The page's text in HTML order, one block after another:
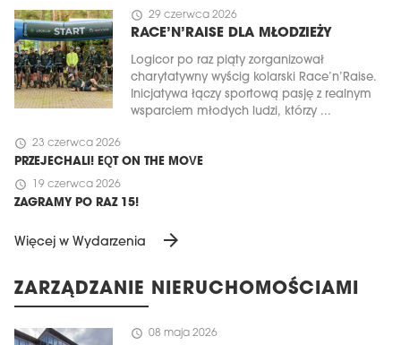
schedule 29 czerwca 2026
RACE’N’RAISE DLA MŁODZIEŻY
Logicor po raz piąty zorganizował
charytatywny wyścig kolarski Race’n’Raise.
Inicjatywa łączy sportową pasję z realnym
wsparciem młodych ludzi, którzy ...
schedule 23 czerwca 2026
PRZEJECHALI! EQT ON THE MOVE
schedule 19 czerwca 2026
ZAGRAMY PO RAZ 15!
Więcej w Wydarzenia arrow_forward
ZARZĄDZANIE NIERUCHOMOŚCIAMI
schedule 08 maja 2026